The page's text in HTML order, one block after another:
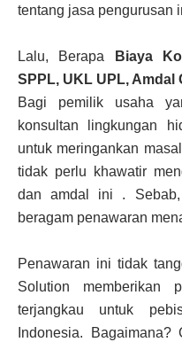
tentang jasa pengurusan
Lalu, Berapa
Biaya
SPPL, UKL UPL, Amdal
Bagi pemilik usaha
konsultan lingkungan
untuk meringankan
tidak perlu khawatir
dan amdal ini . Sebab,
beragam penawaran
Penawaran ini tidak
Solution memberikan
terjangkau untuk
Indonesia.